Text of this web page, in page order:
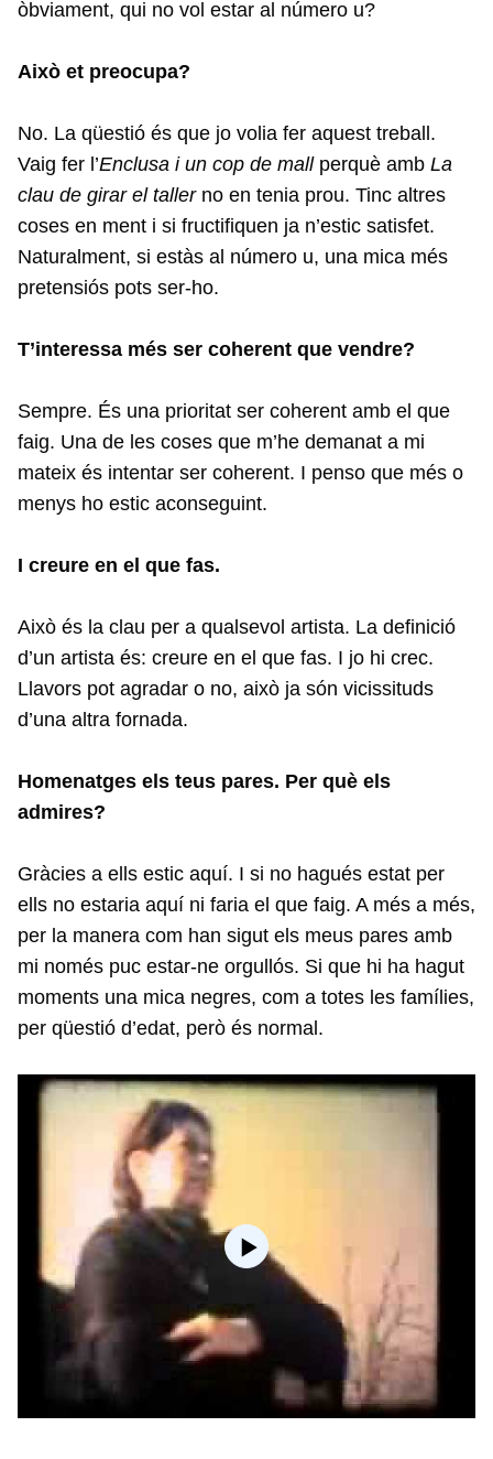
òbviament, qui no vol estar al número u?
Això et preocupa?
No. La qüestió és que jo volia fer aquest treball.
Vaig fer l’Enclusa i un cop de mallperquè amb La
clau de girar el tallerno en tenia prou. Tinc altres
coses en ment i si fructifiquen ja n’estic satisfet.
Naturalment, si estàs al número u, una mica més
pretensiós pots ser-ho.
T’interessa més ser coherent que vendre?
Sempre. És una prioritat ser coherent amb el que
faig. Una de les coses que m’he demanat a mi
mateix és intentar ser coherent. I penso que més o
menys ho estic aconseguint.
I creure en el que fas.
Això és la clau per a qualsevol artista. La definició
d’un artista és: creure en el que fas. I jo hi crec.
Llavors pot agradar o no, això ja són vicissituds
d’una altra fornada.
Homenatges els teus pares. Per què els
admires?
Gràcies a ells estic aquí. I si no hagués estat per
ells no estaria aquí ni faria el que faig. A més a més,
per la manera com han sigut els meus pares amb
mi només puc estar-ne orgullós. Si que hi ha hagut
moments una mica negres, com a totes les famílies,
per qüestió d’edat, però és normal.